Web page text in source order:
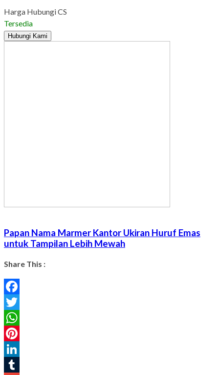
Harga Hubungi CS
Tersedia
Hubungi Kami
Papan Nama Marmer Kantor Ukiran Huruf Emas
untuk Tampilan Lebih Mewah
Share This :
Facebook
Twitter
WhatsApp
Pinterest
LinkedIn